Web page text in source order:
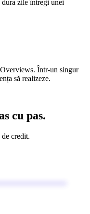
zile întregi unei
Într-un singur
să realizeze.
cu pas.
credit.